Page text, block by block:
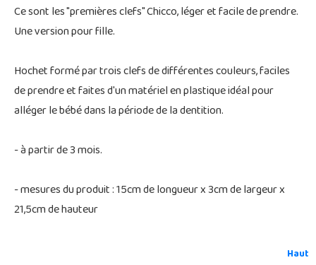
Ce sont les "premières clefs" Chicco, léger et facile de prendre.
Une version pour fille.
Hochet formé par trois clefs de différentes couleurs, faciles
de prendre et faites d'un matériel en plastique idéal pour
alléger le bébé dans la période de la dentition.
- à partir de 3 mois.
- mesures du produit : 15cm de longueur x 3cm de largeur x
21,5cm de hauteur
Haut